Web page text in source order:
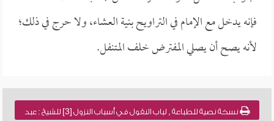
فإنه يدخل مع الإمام في التراويح بنية العشاء، ولا حرج في ذلك؛
لأنه يصح أن يصلي المفترض خلف المتنفل.
نسخة نصية للطباعة , لباب النقول في أسباب النزول [3] للشيخ : عبد